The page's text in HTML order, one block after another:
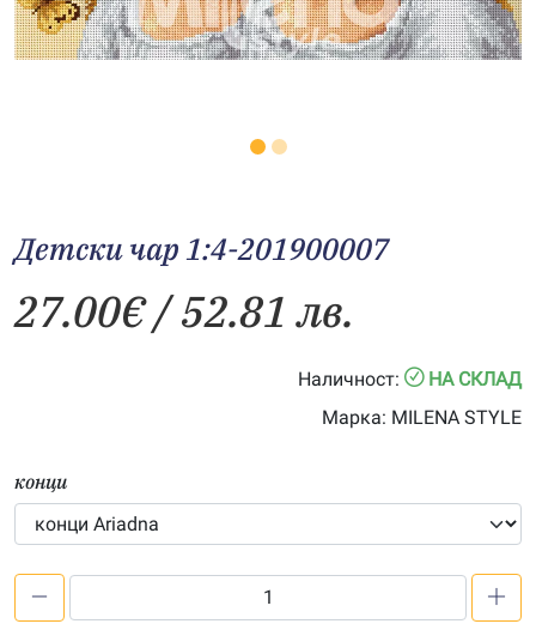
Детски чар 1:4-201900007
27.00€/ 52.81 лв.
Наличност:
НА СКЛАД
Марка: MILENA STYLE
конци